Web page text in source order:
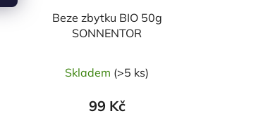
Beze zbytku BIO 50g
SONNENTOR
Skladem (>5 ks)
99 Kč